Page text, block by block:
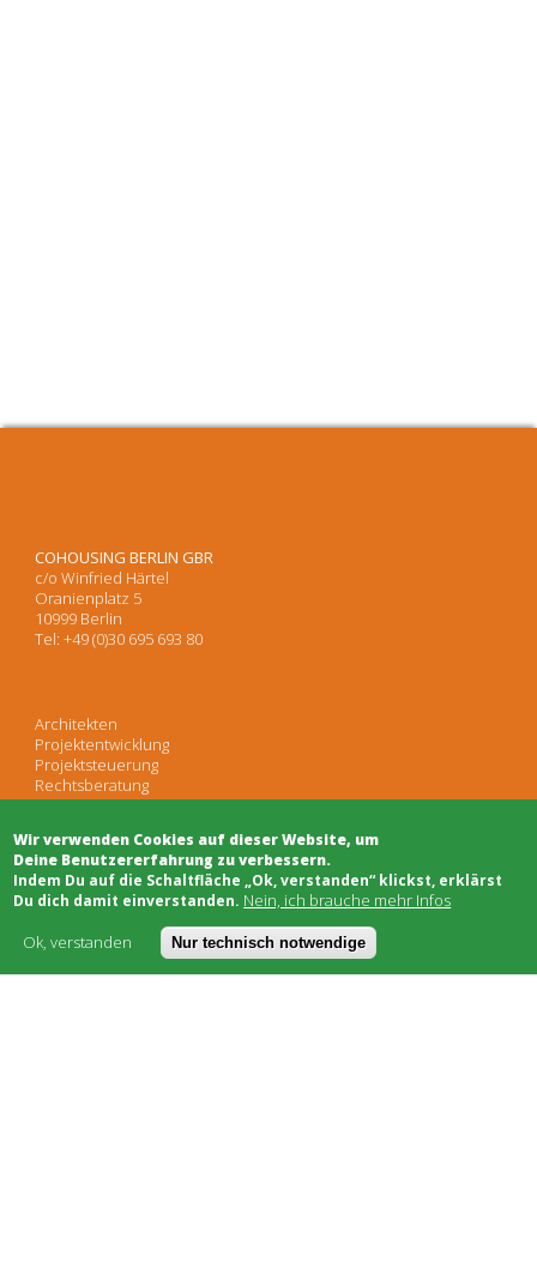
COHOUSING BERLIN GBR
c/o Winfried Härtel
Oranienplatz 5
10999 Berlin
Tel: +49 (0)30 695 693 80
Architekten
Projektentwicklung
Projektsteuerung
Rechtsberatung
Moderation/Mediation
Schwarzes Brett
Finanzierung
Genossenschaften
Soziale Träger
Wir verwenden Cookies auf dieser Website, um
Deine Benutzererfahrung zu verbessern.
​Indem Du auf die Schaltfläche „Ok, verstanden“ klickst, erklärst
Du dich damit einverstanden. Nein, ich brauche mehr Infos
Ok, verstanden
Nur technisch notwendige